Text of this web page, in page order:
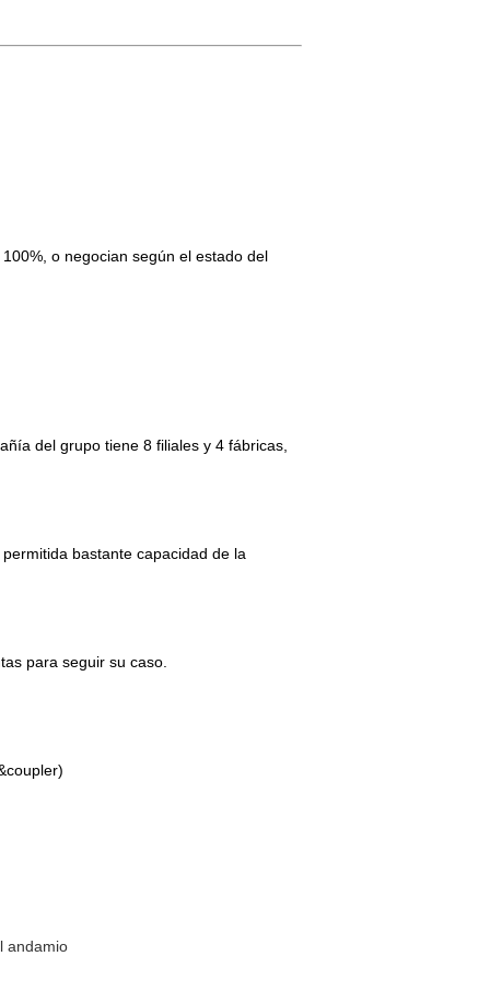
o negocian según el estado del
del grupo tiene 8 filiales y 4 fábricas,
bastante capacidad de la
para seguir su caso.
andamio